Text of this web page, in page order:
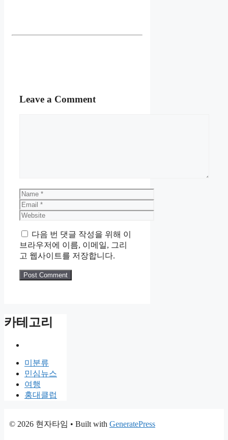
Leave a Comment
Name
Email
Website
다음 번 댓글 작성을 위해 이
브라우저에 이름, 이메일, 그리
고 웹사이트를 저장합니다.
카테고리
미분류
민심뉴스
여행
홍대클럽
© 2026 현자타임 • Built with GeneratePress